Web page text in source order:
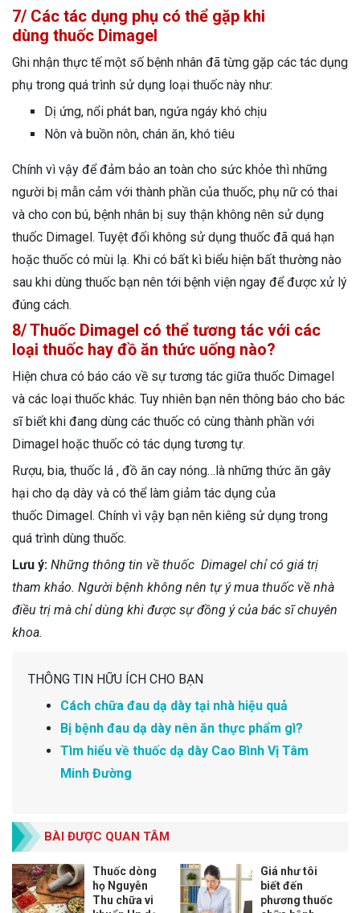
7/ Các tác dụng phụ có thể gặp khi
dùng thuốc Dimagel
Ghi nhận thực tế một số bệnh nhân đã từng gặp các tác dụng
phụ trong quá trình sử dụng loại thuốc này như:
Dị ứng, nổi phát ban, ngứa ngáy khó chịu
Nôn và buồn nôn, chán ăn, khó tiêu
Chính vì vậy để đảm bảo an toàn cho sức khỏe thì những
người bị mẫn cảm với thành phần của thuốc, phụ nữ có thai
và cho con bú, bệnh nhân bị suy thận không nên sử dụng
thuốc Dimagel. Tuyệt đối không sử dụng thuốc đã quá hạn
hoặc thuốc có mùi lạ. Khi có bất kì biểu hiện bất thường nào
sau khi dùng thuốc bạn nên tới bệnh viện ngay để được xử lý
đúng cách.
8/ Thuốc Dimagel có thể tương tác với các
loại thuốc hay đồ ăn thức uống nào?
Hiện chưa có báo cáo về sự tương tác giữa thuốc Dimagel
và các loại thuốc khác. Tuy nhiên bạn nên thông báo cho bác
sĩ biết khi đang dùng các thuốc có cùng thành phần với
Dimagel hoặc thuốc có tác dụng tương tự.
Rượu, bia, thuốc lá , đồ ăn cay nóng…là những thức ăn gây
hại cho dạ dày và có thể làm giảm tác dụng của
thuốc Dimagel. Chính vì vậy bạn nên kiêng sử dụng trong
quá trình dùng thuốc.
Lưu ý: Những thông tin về thuốc Dimagel chỉ có giá trị
tham khảo. Người bệnh không nên tự ý mua thuốc về nhà
điều trị mà chỉ dùng khi được sự đồng ý của bác sĩ chuyên
khoa.
THÔNG TIN HỮU ÍCH CHO BẠN
Cách chữa đau dạ dày tại nhà hiệu quả
Bị bệnh đau dạ dày nên ăn thực phẩm gì?
Tìm hiểu về thuốc dạ dày Cao Bình Vị Tâm
Minh Đường
BÀI ĐƯỢC QUAN TÂM
Thuốc dòng
họ Nguyễn
Thu chữa vi
Giá như tôi
biết đến
phương thuốc